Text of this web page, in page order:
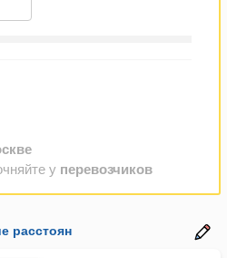
у перевозчиков